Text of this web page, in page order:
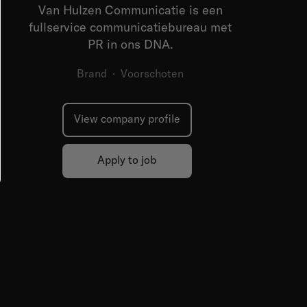
Van Hulzen Communicatie is een
fullservice communicatiebureau met
PR in ons DNA.
Brand ·Voorschoten
View company profile
Apply to job